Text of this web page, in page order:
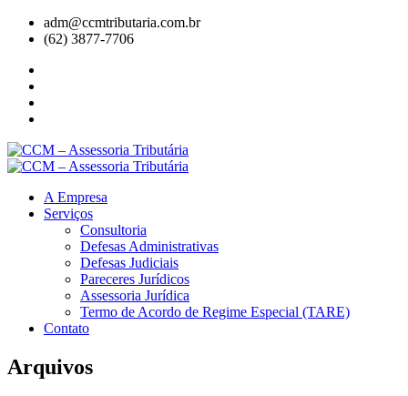
adm@ccmtributaria.com.br
(62) 3877-7706
A Empresa
Serviços
Consultoria
Defesas Administrativas
Defesas Judiciais
Pareceres Jurídicos
Assessoria Jurídica
Termo de Acordo de Regime Especial (TARE)
Contato
Arquivos